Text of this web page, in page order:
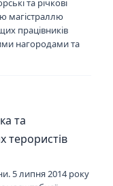
та річкові
магістраллю
працівників
нагородами та
та
терористів
5 липня 2014 року